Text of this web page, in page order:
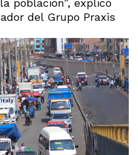
población”, explicó
del Grupo Praxis